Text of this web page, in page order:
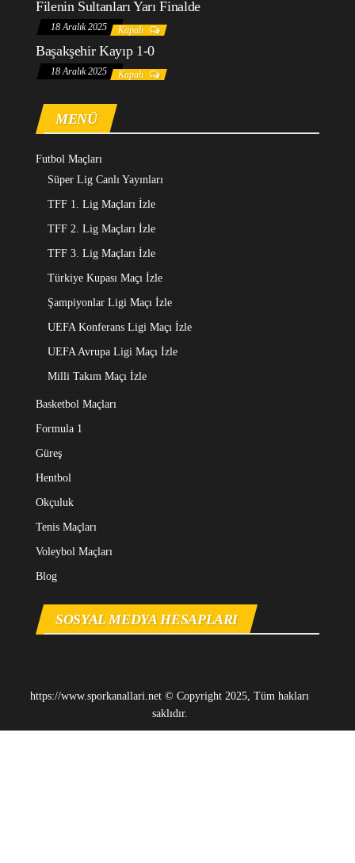
Filenin Sultanları Yarı Finalde
18 Aralık 2025 Kapalı
Başakşehir Kayıp 1-0
18 Aralık 2025 Kapalı
MENÜ
Futbol Maçları
Süper Lig Canlı Yayınları
TFF 1. Lig Maçları İzle
TFF 2. Lig Maçları İzle
TFF 3. Lig Maçları İzle
Türkiye Kupası Maçı İzle
Şampiyonlar Ligi Maçı İzle
UEFA Konferans Ligi Maçı İzle
UEFA Avrupa Ligi Maçı İzle
Milli Takım Maçı İzle
Basketbol Maçları
Formula 1
Güreş
Hentbol
Okçuluk
Tenis Maçları
Voleybol Maçları
Blog
SOSYAL MEDYA HESAPLARI
https://www.sporkanallari.net © Copyright 2025, Tüm hakları
saklıdır.